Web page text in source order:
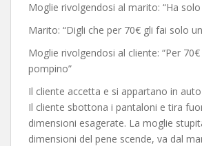
Moglie rivolgendosi al marito: “Ha solo
Marito: “Digli che per 70€ gli fai solo
Moglie rivolgendosi al cliente: “Per
pompino”
Il cliente accetta e si appartano in
Il cliente sbottona i pantaloni e tira
dimensioni esagerate. La moglie
dimensioni del pene scende, va dal